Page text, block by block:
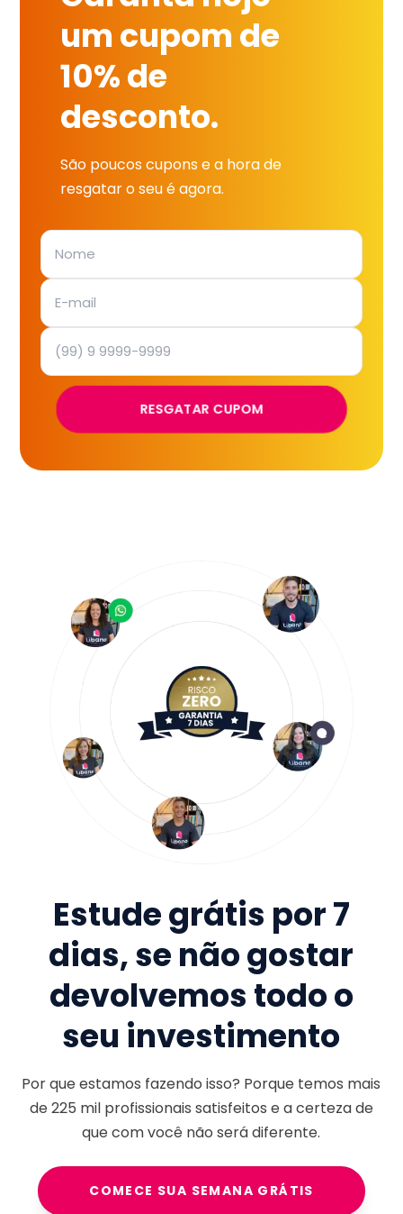
um cupom de
10% de
desconto.
São poucos cupons e a hora de
resgatar o seu é agora.
RESGATAR CUPOM
Estude grátis por 7
dias, se não gostar
devolvemos todo o
seu investimento
Por que estamos fazendo isso? Porque temos mais
de225 milprofissionais satisfeitos e a certeza de
que com você não será diferente.
COMECE SUA SEMANA GRÁTIS